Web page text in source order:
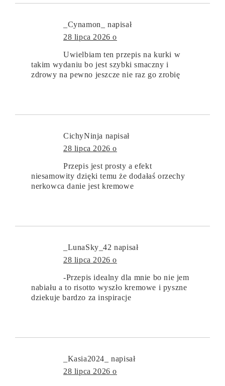
_Cynamon_
napisał
28 lipca 2026 o
Uwielbiam ten przepis na kurki w
takim wydaniu bo jest szybki smaczny i
zdrowy na pewno jeszcze nie raz go zrobię
CichyNinja napisał
28 lipca 2026 o
Przepis jest prosty a efekt
niesamowity dzięki temu że dodałaś orzechy
nerkowca danie jest kremowe
_LunaSky_42 napisał
28 lipca 2026 o
-Przepis idealny dla mnie bo nie jem
nabiału a to risotto wyszło kremowe i pyszne
dziekuje bardzo za inspiracje
_Kasia2024_
napisał
28 lipca 2026 o